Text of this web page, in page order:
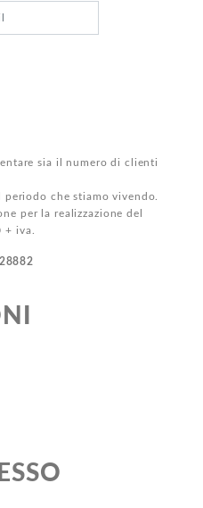
sia il numero di clienti
che stiamo vivendo.
per la realizzazione del
iva.